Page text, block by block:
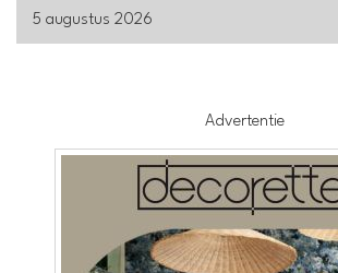
5 augustus 2026
Advertentie